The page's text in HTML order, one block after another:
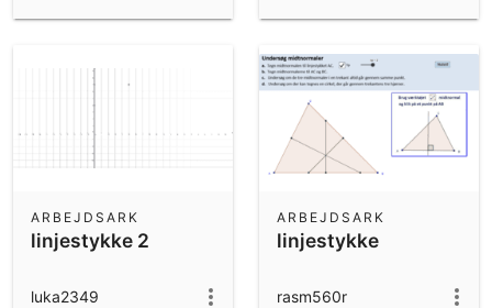
linjestykke 2
ARBEJDSARK
luka2349
linjestykke
ARBEJDSARK
rasm560r